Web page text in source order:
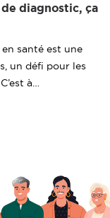
de diagnostic, ça
santé est une
un défi pour les
à…